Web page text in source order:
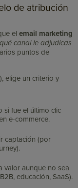
de atribución
elemail marketing
canal le adjudicas
puntos de
elige un criterio y
si fue el último clic
e-commerce.
captación (por
valor aunque no sea
educación, SaaS).